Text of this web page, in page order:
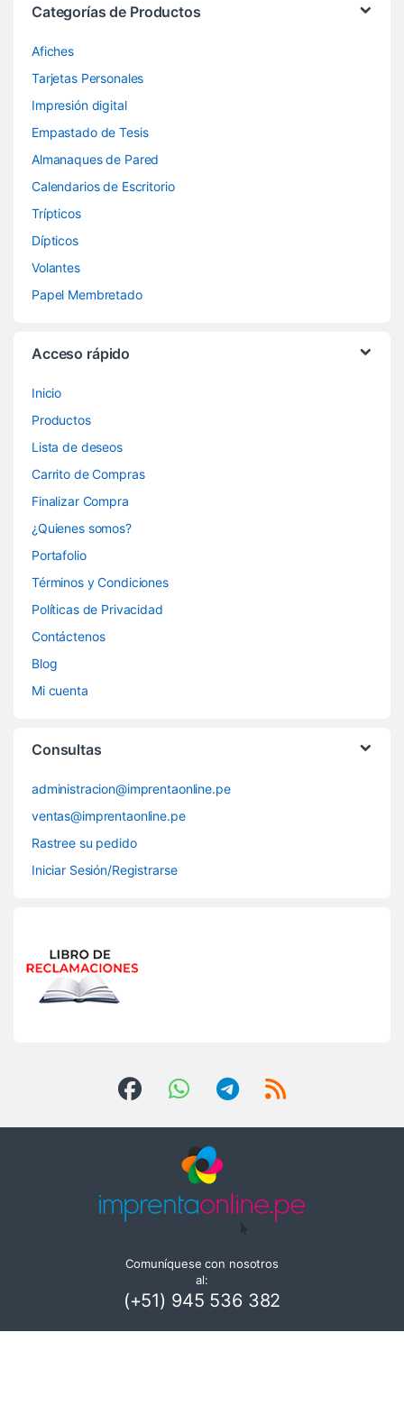
Categorías de Productos
Afiches
Tarjetas Personales
Impresión digital
Empastado de Tesis
Almanaques de Pared
Calendarios de Escritorio
Trípticos
Dípticos
Volantes
Papel Membretado
Acceso rápido
Inicio
Productos
Lista de deseos
Carrito de Compras
Finalizar Compra
¿Quienes somos?
Portafolio
Términos y Condiciones
Políticas de Privacidad
Contáctenos
Blog
Mi cuenta
Consultas
administracion@imprentaonline.pe
ventas@imprentaonline.pe
Rastree su pedido
Iniciar Sesión/Registrarse
Comuníquese con nosotros
al:
(+51) 945 536 382